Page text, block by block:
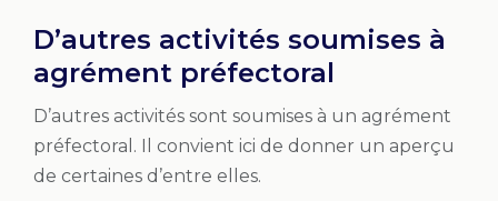
D’autres activités soumises à
agrément préfectoral
D’autres activités sont soumises à un agrément
préfectoral. Il convient ici de donner un aperçu
de certaines d’entre elles.